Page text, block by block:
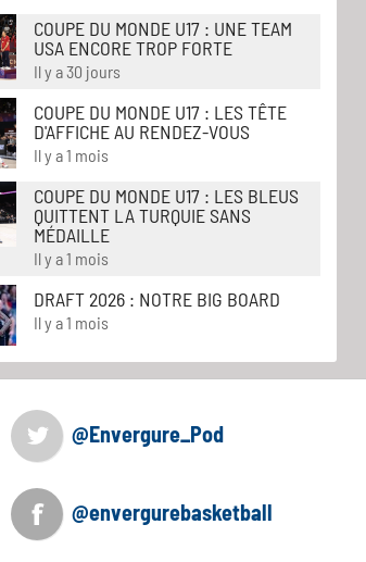
COUPE DU MONDE U17 : UNE TEAM
USA ENCORE TROP FORTE
Il y a 30 jours
COUPE DU MONDE U17 : LES TÊTE
D'AFFICHE AU RENDEZ-VOUS
Il y a 1 mois
COUPE DU MONDE U17 : LES BLEUS
QUITTENT LA TURQUIE SANS
MÉDAILLE
Il y a 1 mois
DRAFT 2026 : NOTRE BIG BOARD
Il y a 1 mois
@Envergure_Pod
@envergurebasketball